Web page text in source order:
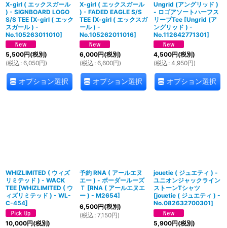
X-girl ( エックスガール
) - SIGNBOARD LOGO
S/S TEE [X-girl ( エック
スガール ) -
No.105263011010]
5,500円(税別)
(税込 : 6,050円)
オプション選択
X-girl ( エックスガール
) - FADED EAGLE S/S
TEE [X-girl ( エックスガ
ール ) -
No.105262011016]
6,000円(税別)
(税込 : 6,600円)
オプション選択
Ungrid (アングリッド )
- ロゴアソートハーフス
リーブTee [Ungrid (ア
ングリッド ) -
No.112642771301]
4,500円(税別)
(税込 : 4,950円)
オプション選択
WHIZLIMITED ( ウィズ
リミテッド ) - WACK
TEE [WHIZLIMITED ( ウ
ィズリミテッド ) - WL-
C-454]
10,000円(税別)
予約 RNA ( アールエヌ
エー ) - ボーダールーズ
Ｔ [RNA ( アールエヌエ
ー ) - M2654]
6,500円(税別)
(税込 : 7,150円)
jouetie ( ジュエティ ) -
ユニオンジャックライン
ストーンTシャツ
[jouetie ( ジュエティ ) -
No.082632700301]
5,900円(税別)